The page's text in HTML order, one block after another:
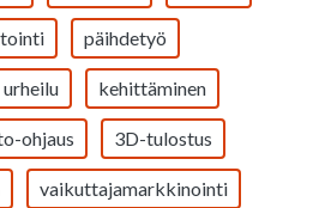
päihdetyö
urheilu kehittäminen
ohjaus 3D-tulostus
vaikuttajamarkkinointi